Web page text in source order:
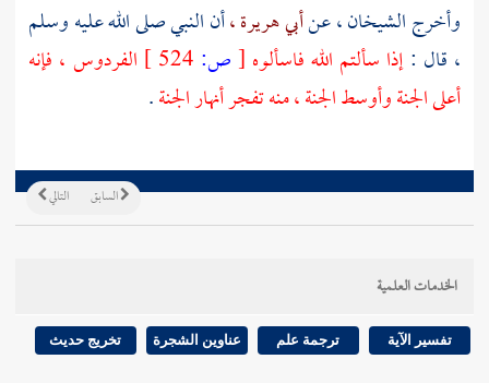
وأخرج الشيخان ، عنأبي هريرة ،أن النبي صلى الله عليه وسلم
، قال :إذا سألتم الله فاسألوه [ص:
الفردوس ، فإنه
أعلى الجنة وأوسط الجنة ، منه تفجر أنهار الجنة.
التالي السابق
الخدمات العلمية
تفسير الآية ترجمة علم عناوين الشجرة تخريج حديث